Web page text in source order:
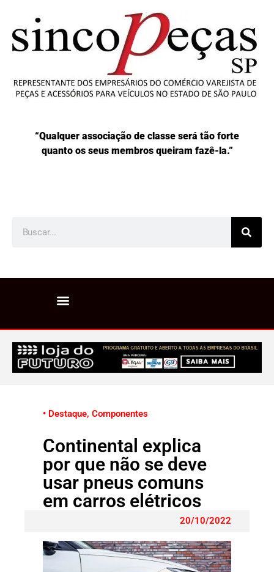
“Qualquer associação de classe será tão forte
quanto os seus membros queiram fazê-la.”
• Destaque, Componentes
Continental explica
por que não se deve
usar pneus comuns
em carros elétricos
20/10/2022